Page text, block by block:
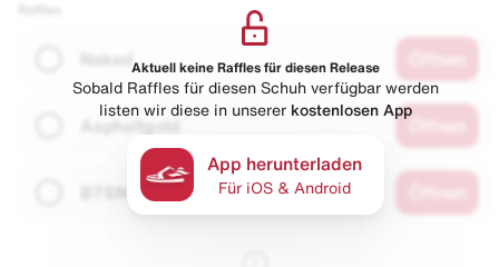
Naked
Asphaltgold
Aktuell keine Raffles für diesen Release
Sobald Raffles für diesen Schuh verfügbar werden
listen wir diese in unserer kostenlosen App
App herunterladen
Für iOS & Android